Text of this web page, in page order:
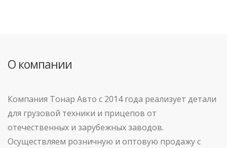
О компании
Компания Тонар Авто с 2014 года реализует детали
для грузовой техники и прицепов от
отечественных и зарубежных заводов.
Осуществляем розничную и оптовую продажу с